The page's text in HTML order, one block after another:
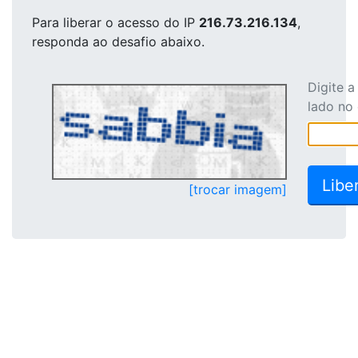
Para liberar o acesso do IP 216.73.216.134,
responda ao desafio abaixo.
[trocar imagem]
Digite
lado no